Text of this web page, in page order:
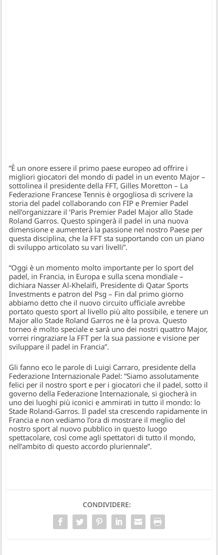
“È un onore essere il primo paese europeo ad offrire i
migliori giocatori del mondo di padel in un evento Major –
sottolinea il presidente della FFT, Gilles Moretton – La
Federazione Francese Tennis è orgogliosa di scrivere la
storia del padel collaborando con FIP e Premier Padel
nell’organizzare il ‘Paris Premier Padel Major allo Stade
Roland Garros. Questo spingerà il padel in una nuova
dimensione e aumenterà la passione nel nostro Paese per
questa disciplina, che la FFT sta supportando con un piano
di sviluppo articolato su vari livelli”.
“Oggi è un momento molto importante per lo sport del
padel, in Francia, in Europa e sulla scena mondiale –
dichiara Nasser Al-Khelaïfi, Presidente di Qatar Sports
Investments e patron del Psg – Fin dal primo giorno
abbiamo detto che il nuovo circuito ufficiale avrebbe
portato questo sport al livello più alto possibile, e tenere un
Major allo Stade Roland Garros ne è la prova. Questo
torneo è molto speciale e sarà uno dei nostri quattro Major,
vorrei ringraziare la FFT per la sua passione e visione per
sviluppare il padel in Francia”.
Gli fanno eco le parole di Luigi Carraro, presidente della
Federazione Internazionale Padel: “Siamo assolutamente
felici per il nostro sport e per i giocatori che il padel, sotto il
governo della Federazione Internazionale, si giocherà in
uno dei luoghi più iconici e ammirati in tutto il mondo: lo
Stade Roland-Garros. Il padel sta crescendo rapidamente in
Francia e non vediamo l’ora di mostrare il meglio del
nostro sport al nuovo pubblico in questo luogo
spettacolare, così come agli spettatori di tutto il mondo,
nell’ambito di questo accordo pluriennale”.
CONDIVIDERE: